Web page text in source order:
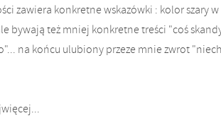
zawiera konkretne wskazówki : kolor szary w
bywają też mniej konkretne treści "coś
na końcu ulubiony przeze mnie zwrot